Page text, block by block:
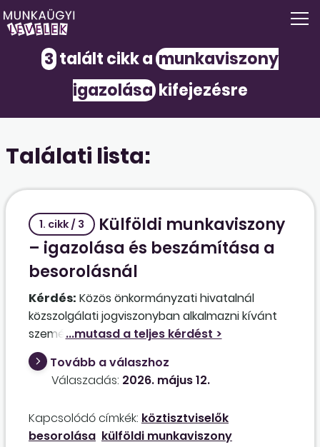
3 talált cikk a munkaviszony
igazolásakifejezésre
Találati lista:
1. cikk / 3
Külföldi munkaviszony
– igazolása és beszámítása a
besorolásnál
Kérdés: Közös önkormányzati hivatalnál
közszolgálati jogviszonyban alkalmazni kívánt
személy külföldi munkaviszonya (2006-tól 2017-
ig megszakításokkal) a besorolásnál figyelembe
vehető-e? Beszámítás esetén milyen igazoló
dokumentum fogadható el a munkaviszonyról?
Tovább a válaszhoz
Válaszadás: 2026. május 12.
Kapcsolódó címkék: köztisztviselők
besorolása külföldi munkaviszony